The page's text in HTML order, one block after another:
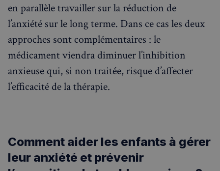
en parallèle travailler sur la réduction de
l’anxiété sur le long terme. Dans ce cas les deux
approches sont complémentaires : le
médicament viendra diminuer l’inhibition
anxieuse qui, si non traitée, risque d’affecter
l’efficacité de la thérapie.
Comment aider les enfants à gérer
leur anxiété et prévenir